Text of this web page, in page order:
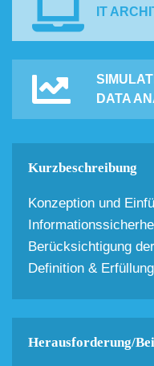
IT
DATA
Kurzbeschreibung
Konzeption und
Berücksichtigung
Definition &
Herausforderung/